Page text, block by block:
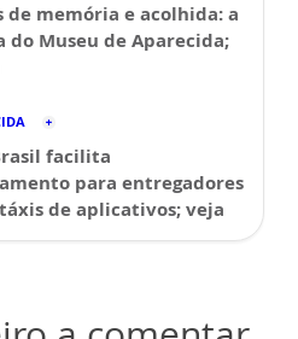
de memória e acolhida: a
do Museu de Aparecida;
facilita
para entregadores
de aplicativos; veja